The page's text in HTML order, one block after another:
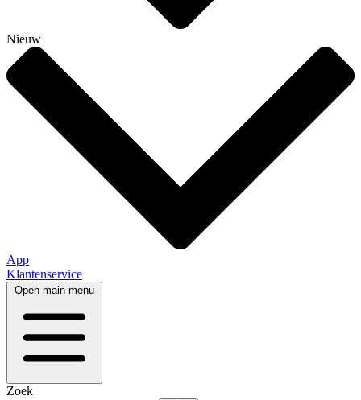
Nieuw
App
Klantenservice
Open main menu
Zoek